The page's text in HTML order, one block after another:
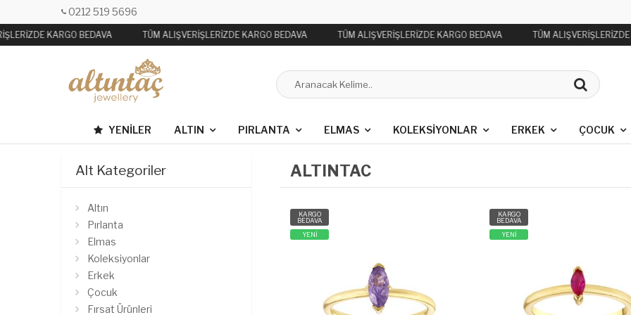
0212 519 5696
KARGO BEDAVA TÜM ALIŞVERİŞLERİZDE KARGO BEDAVA TÜM ALIŞVERİŞLERİZDE KARGO BEDAVA TÜM ALIŞVERİŞLERİZDE
YENILER ALTIN PIRLANTA ELMAS KOLEKSIYONLAR ERKEK ÇOCUK
Alt Kategoriler
Altın
Pırlanta
Elmas
Koleksiyonlar
Erkek
Çocuk
Fırsat Ürünleri
ALTINTAC
KARGO
BEDAVA
YENİ
KARGO
BEDAVA
YENİ